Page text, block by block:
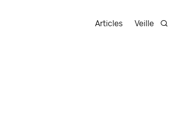
Articles Veille